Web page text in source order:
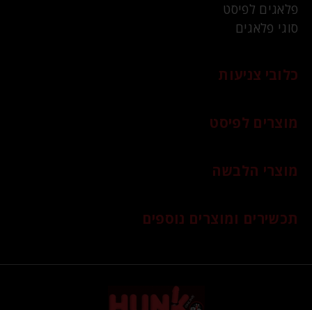
פלאגים לפיסט
סוגי פלאגים
כלובי צניעות
מוצרים לפיסט
מוצרי הלבשה
תכשירים ומוצרים נוספים